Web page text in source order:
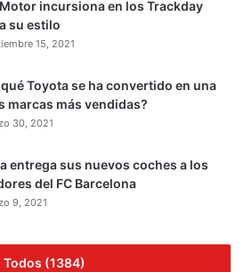
incursiona en los Trackday
su estilo
15, 2021
Toyota se ha convertido en una
marcas más vendidas?
30, 2021
entrega sus nuevos coches a los
del FC Barcelona
9, 2021
Todos (1384)